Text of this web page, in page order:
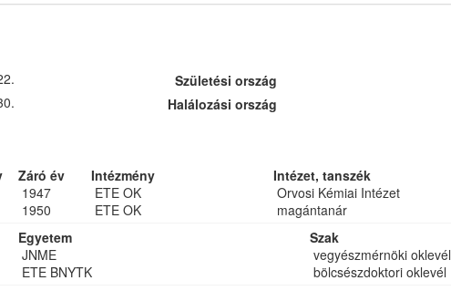
Születési ország
Halálozási ország
Záró év Intézmény
Intézet, tanszék
1947 ETE OK
Orvosi Kémiai Intézet
1950 ETE OK
magántanár
Egyetem
Szak
JNME
vegyészmérnöki oklevél
ETE BNYTK
bölcsészdoktori oklevél